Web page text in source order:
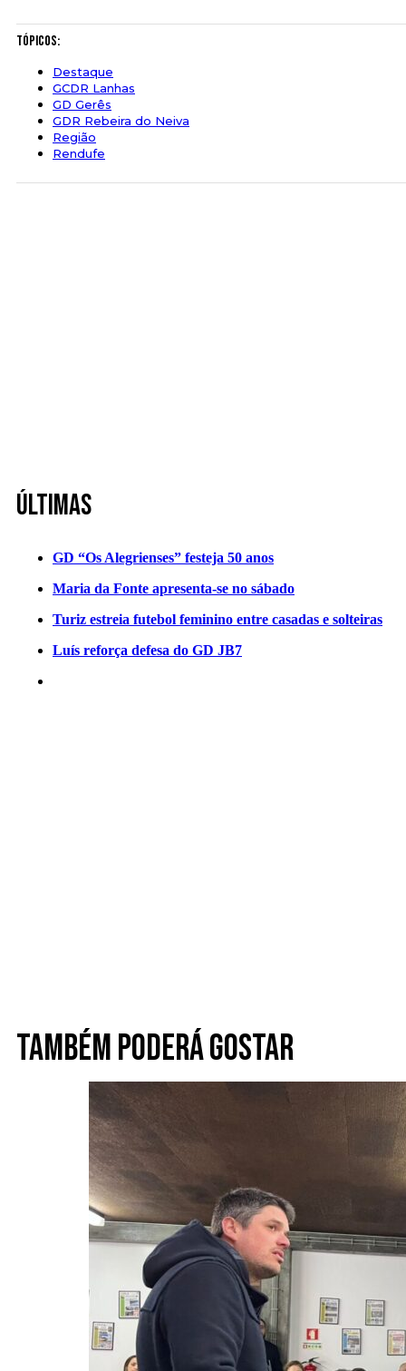
Tópicos:
Destaque
GCDR Lanhas
GD Gerês
GDR Rebeira do Neiva
Região
Rendufe
Últimas
GD “Os Alegrienses” festeja 50 anos
Maria da Fonte apresenta-se no sábado
Turiz estreia futebol feminino entre casadas e solteiras
Luís reforça defesa do GD JB7
Também poderá gostar